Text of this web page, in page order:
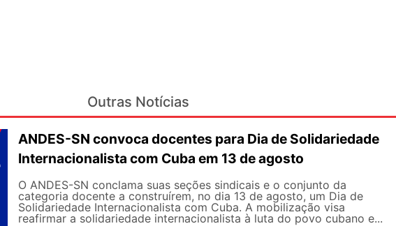
Outras Notícias
ANDES-SN convoca docentes para Dia de Solidariedade
Internacionalista com Cuba em 13 de agosto
O ANDES-SN conclama suas seções sindicais e o conjunto da
categoria docente a construírem, no dia 13 de agosto, um Dia de
Solidariedade Internacionalista com Cuba. A mobilização visa
reafirmar a solidariedade internacionalista à luta do povo cubano e...